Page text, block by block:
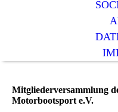
Mitgliederversammlung
Motorbootsport e.V.